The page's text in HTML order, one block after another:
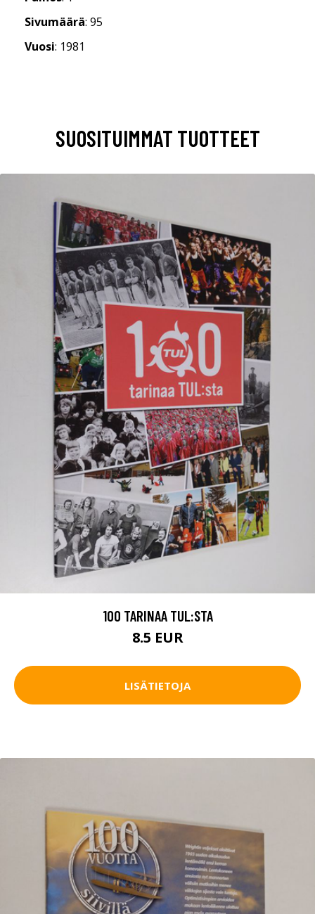
Sivumäärä: 95
Vuosi: 1981
SUOSITUIMMAT TUOTTEET
100 TARINAA TUL:STA
8.5 EUR
LISÄTIETOJA